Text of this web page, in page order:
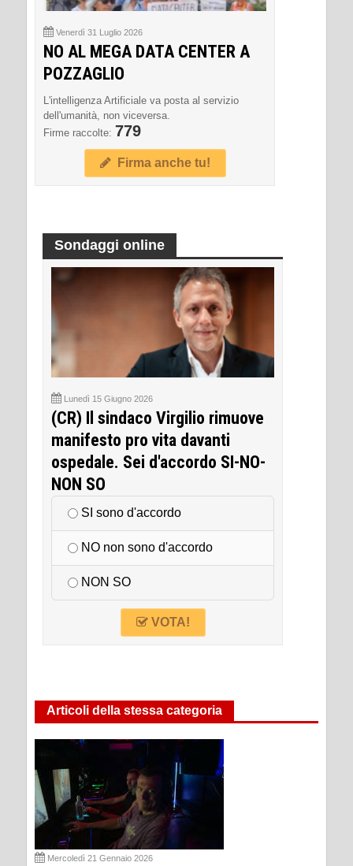
Venerdì 31 Luglio 2026
NO AL MEGA DATA CENTER A
POZZAGLIO
L'intelligenza Artificiale va posta al servizio
dell'umanità, non viceversa.
Firme raccolte: 779
Firma anche tu!
Sondaggi online
Lunedì 15 Giugno 2026
(CR) Il sindaco Virgilio rimuove
manifesto pro vita davanti
ospedale. Sei d'accordo SI-NO-
NON SO
SI sono d'accordo
NO non sono d'accordo
NON SO
VOTA!
Articoli della stessa categoria
Mercoledì 21 Gennaio 2026